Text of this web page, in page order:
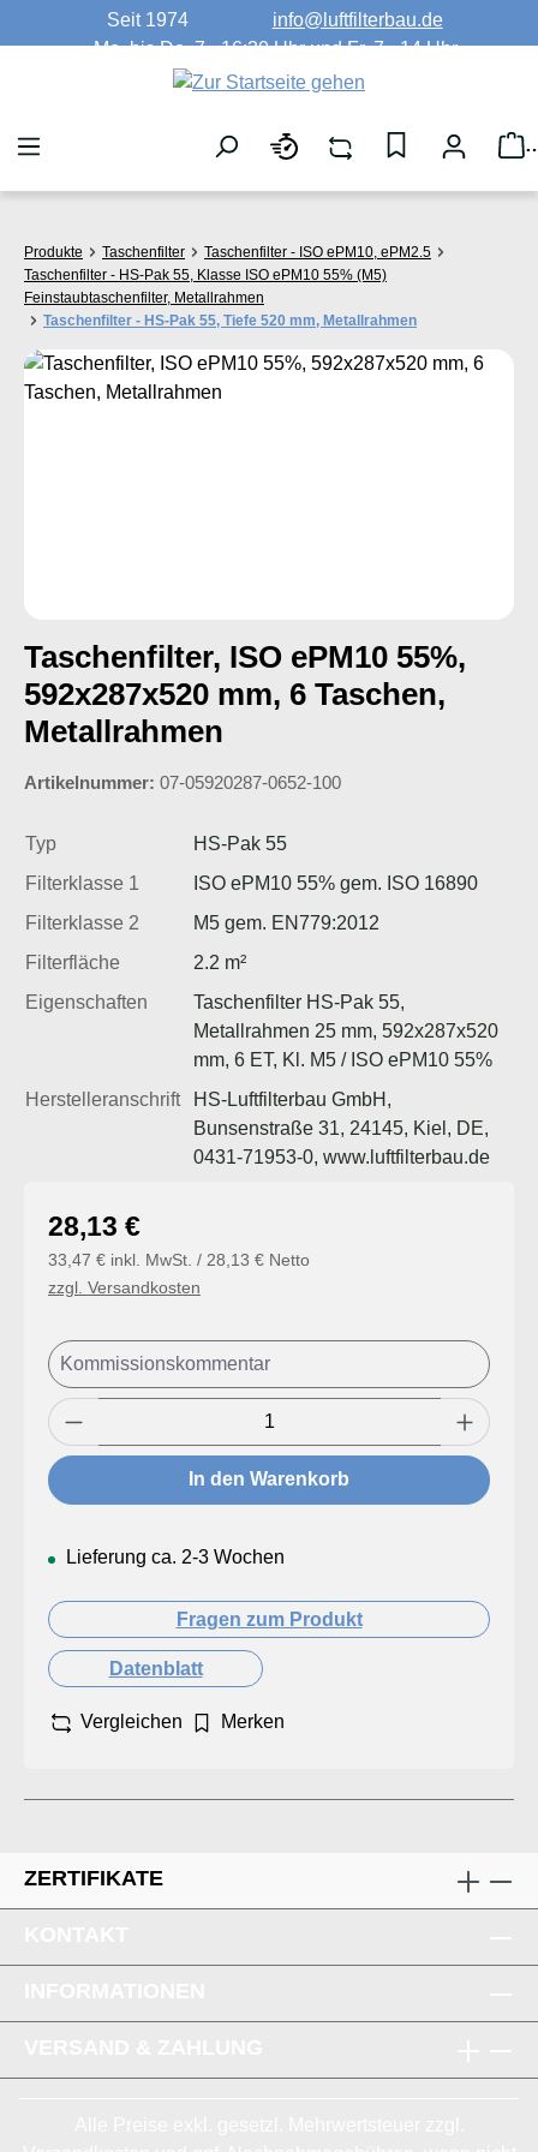
Zum Hauptinhalt springen
Seit 1974
info@luftfilterbau.de
Mo. bis Do. 7 - 16:30 Uhr und Fr. 7 - 14 Uhr
Produkte Taschenfilter
Taschenfilter - ISO ePM10, ePM2.5
Taschenfilter - HS-Pak 55, Klasse ISO ePM10 55% (M5)
Feinstaubtaschenfilter, Metallrahmen
Taschenfilter - HS-Pak 55, Tiefe 520 mm, Metallrahmen
Bildergalerie überspringen
Taschenfilter, ISO ePM10 55%,
592x287x520 mm, 6 Taschen,
Metallrahmen
Artikelnummer: 07-05920287-0652-100
Typ
HS-Pak 55
Filterklasse 1
ISO ePM10 55% gem. ISO 16890
Filterklasse 2
M5 gem. EN779:2012
Filterfläche
2.2 m²
Eigenschaften
Taschenfilter HS-Pak 55,
Metallrahmen 25 mm, 592x287x520
mm, 6 ET, Kl. M5 / ISO ePM10 55%
Herstelleranschrift
HS-Luftfilterbau GmbH,
Bunsenstraße 31, 24145, Kiel, DE,
0431-71953-0, www.luftfilterbau.de
Regulärer Preis:
28,13 €
33,47 € inkl. MwSt. / 28,13 € Netto
zzgl. Versandkosten
Produkt Anzahl: Gib den gewünschten
In den Warenkorb
Lieferung ca. 2-3 Wochen
Fragen zum Produkt
Datenblatt
Vergleichen Merken
ZERTIFIKATE